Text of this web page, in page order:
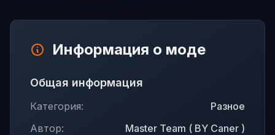
Информация о моде
Общая информация
Категория:
Разное
Автор:
Master Team ( BY Caner )